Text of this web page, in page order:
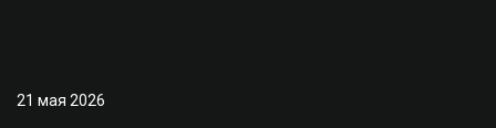
21 мая 2026